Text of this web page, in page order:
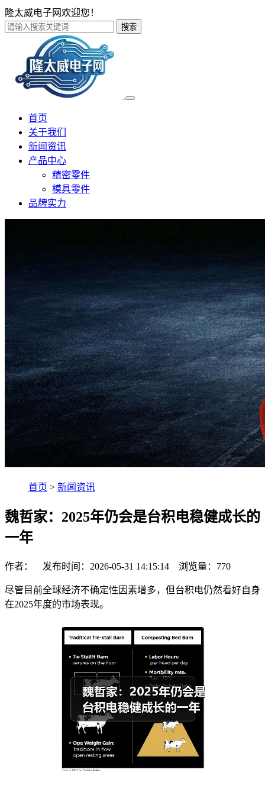
隆太威电子网欢迎您！
搜索
首页
关于我们
新闻资讯
产品中心
精密零件
模具零件
品牌实力
首页 > 新闻资讯
魏哲家：2025年仍会是台积电稳健成长的
一年
作者： 发布时间：2026-05-31 14:15:14 浏览量： 770
尽管目前全球经济不确定性因素增多，但台积电仍然看好自身
在2025年度的市场表现。